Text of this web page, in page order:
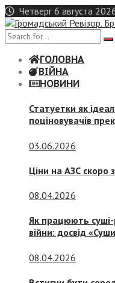
Skip
to
content
Четверг 6 августа
ГОЛОВНА
ВІЙНА
НОВИНИ
Статуетки як
поціновувачів
03.06.2026
Ціни на АЗС скоро
08.04.2026
Як працюють суші-
війни: досвід
08.04.2026